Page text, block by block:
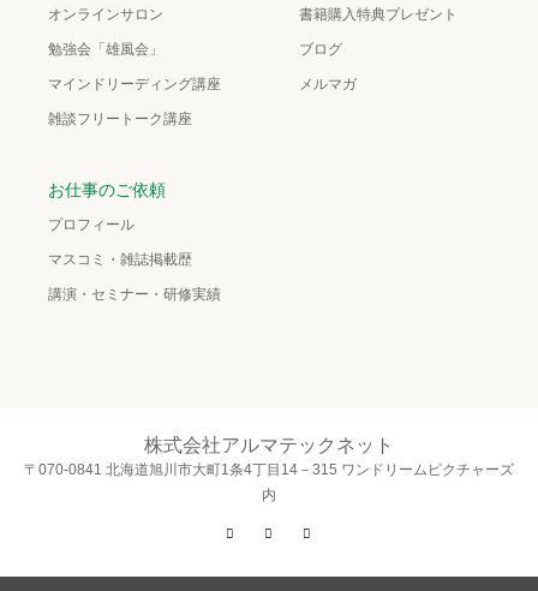
オンラインサロン
勉強会「雄風会」
マインドリーディング講座
雑談フリートーク講座
書籍購入特典プレゼント
ブログ
メルマガ
お仕事のご依頼
プロフィール
マスコミ・雑誌掲載歴
講演・セミナー・研修実績
株式会社アルマテックネット
〒070-0841 北海道旭川市大町1条4丁目14－315 ワンドリームピクチャーズ
内
Twitter
Facebook